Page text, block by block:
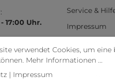
17:00 Uhr.
Service &
Impressum
Cookies
verwendet Cookies, um
Mehr Informationen ...
| Impressum